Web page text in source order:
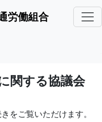
労働組合
関する協議会
をご覧いただけます。